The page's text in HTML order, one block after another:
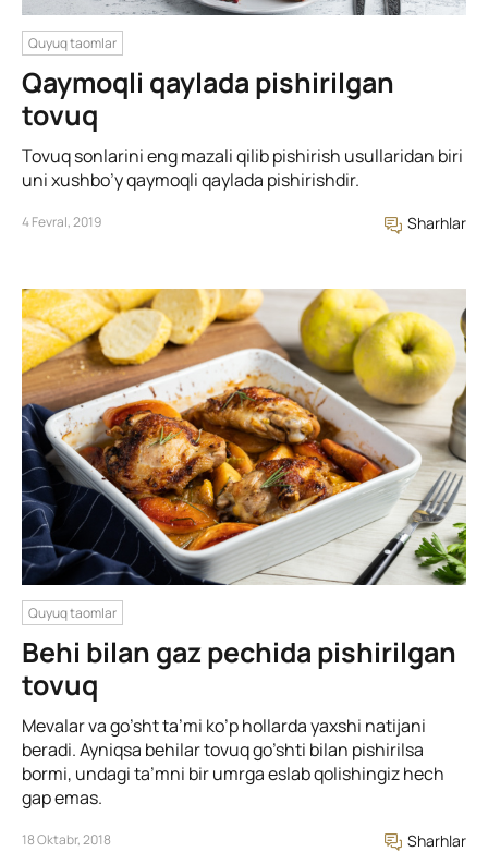
Quyuq taomlar
Qaymoqli qaylada pishirilgan
tovuq
Tovuq sonlarini eng mazali qilib pishirish usullaridan biri
uni xushbo’y qaymoqli qaylada pishirishdir.
4 Fevral, 2019 Sharhlar
Quyuq taomlar
Behi bilan gaz pechida pishirilgan
tovuq
Mevalar va go’sht ta’mi ko’p hollarda yaxshi natijani
beradi. Ayniqsa behilar tovuq go’shti bilan pishirilsa
bormi, undagi ta’mni bir umrga eslab qolishingiz hech
gap emas.
18 Oktabr, 2018 Sharhlar